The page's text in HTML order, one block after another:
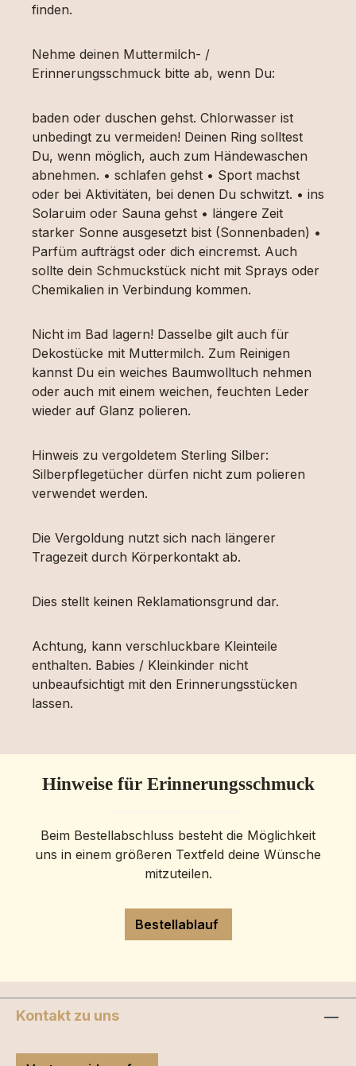
finden.
Nehme deinen Muttermilch- /
Erinnerungsschmuck bitte ab, wenn Du:
baden oder duschen gehst. Chlorwasser ist
unbedingt zu vermeiden! Deinen Ring solltest
Du, wenn möglich, auch zum Händewaschen
abnehmen. • schlafen gehst • Sport machst
oder bei Aktivitäten, bei denen Du schwitzt. • ins
Solaruim oder Sauna gehst • längere Zeit
starker Sonne ausgesetzt bist (Sonnenbaden) •
Parfüm aufträgst oder dich eincremst. Auch
sollte dein Schmuckstück nicht mit Sprays oder
Chemikalien in Verbindung kommen.
Nicht im Bad lagern! Dasselbe gilt auch für
Dekostücke mit Muttermilch. Zum Reinigen
kannst Du ein weiches Baumwolltuch nehmen
oder auch mit einem weichen, feuchten Leder
wieder auf Glanz polieren.
Hinweis zu vergoldetem Sterling Silber:
Silberpflegetücher dürfen nicht zum polieren
verwendet werden.
Die Vergoldung nutzt sich nach längerer
Tragezeit durch Körperkontakt ab.
Dies stellt keinen Reklamationsgrund dar.
Achtung, kann verschluckbare Kleinteile
enthalten. Babies / Kleinkinder nicht
unbeaufsichtigt mit den Erinnerungsstücken
lassen.
Hinweise für Erinnerungsschmuck
Beim Bestellabschluss besteht die Möglichkeit
uns in einem größeren Textfeld deine Wünsche
mitzuteilen.
Bestellablauf
Kontakt zu uns